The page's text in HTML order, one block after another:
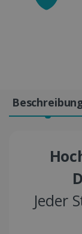
Jeder